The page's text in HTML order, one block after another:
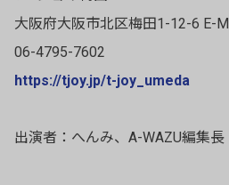
大阪府大阪市北区梅田1-12-6 E-
06-4795-7602
https://tjoy.jp/t-joy_umeda
出演者：へんみ、A-WAZU編集長